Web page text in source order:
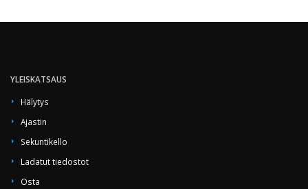
YLEISKATSAUS
Hälytys
Ajastin
Sekuntikello
Ladatut tiedostot
Osta